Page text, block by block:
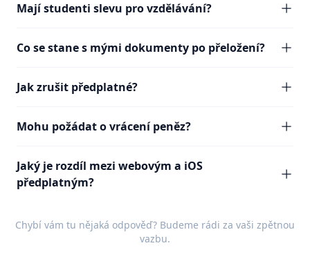
Mají studenti slevu pro vzdělávání?
Co se stane s mými dokumenty po přeložení?
Jak zrušit předplatné?
Mohu požádat o vrácení peněz?
Jaký je rozdíl mezi webovým a iOS
předplatným?
Chybí vám tu nějaká odpověď? Budeme rádi za vaši zpětnou
vazbu.